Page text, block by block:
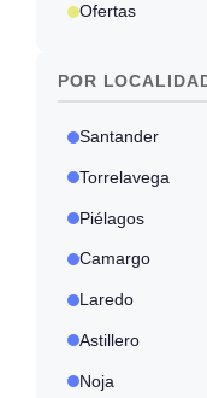
Ofertas
POR
Santander
Torrelavega
Piélagos
Camargo
Laredo
Astillero
Noja